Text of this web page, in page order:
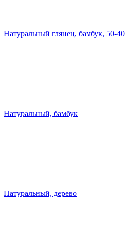
Натуральный глянец, бамбук, 50-40
Натуральный, бамбук
Натуральный, дерево